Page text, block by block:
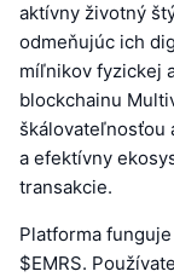
aktívny životný
odmeňujúc ich
míľnikov fyzickej
blockchainu
škálovateľnosťou
a efektívny
transakcie.
Platforma
$EMRS.